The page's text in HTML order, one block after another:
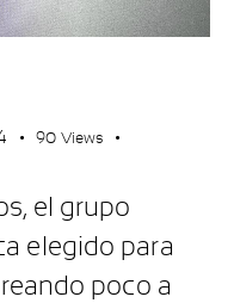
90 Views
el grupo
elegido para
poco a